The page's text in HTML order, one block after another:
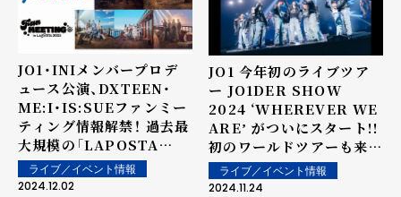
JO1・INIメンバープロデ
ュース公演、DXTEEN・
ME:I・IS:SUEファンミー
ティング情報解禁！ 過去最
大規模の「LAPOSTA
2025 Supported by
docomo」"LAPOSTAな
ライブ／イベント情報
2024.12.02
JO1 今年初のライブツア
ー JO1DER SHOW
2024 ʻWHEREVER WE
AREʼ がついにスタート!!
初のワールドツアーも来年
開催決定～オフィシャルラ
イブレポート
ライブ／イベント情報
2024.11.24